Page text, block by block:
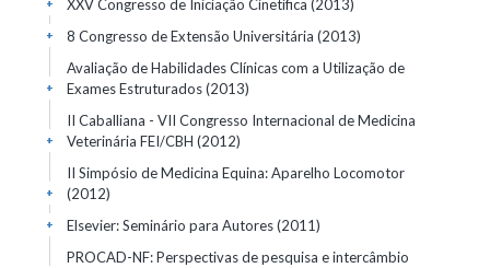
XXV Congresso de Iniciação Cinetífica (2013)
+
8 Congresso de Extensão Universitária (2013)
+
Avaliação de Habilidades Clínicas com a Utilização de
Exames Estruturados(2013)
+
II Caballiana - VII Congresso Internacional de Medicina
Veterinária FEI/CBH (2012)
+
II Simpósio de Medicina Equina: Aparelho Locomotor
(2012)
+
Elsevier: Seminário para Autores(2011)
+
PROCAD-NF: Perspectivas de pesquisa e intercâmbio